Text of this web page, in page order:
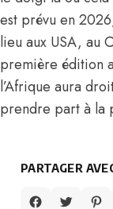
est prévu en
lieu aux USA, au
première édition
l’Afrique aura
prendre part à la
PARTAGER